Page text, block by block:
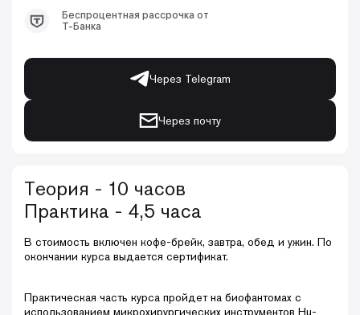
Беспроцентная рассрочка от
Т-Банка
Через Telegram
Через почту
Теория - 10 часов
Практика - 4,5 часа
В стоимость включен кофе-брейк, завтра, обед и ужин. По
окончании курса выдается сертификат.
Практическая часть курса пройдет на биофантомах с
использованием микрохирургических инструментов Hu-